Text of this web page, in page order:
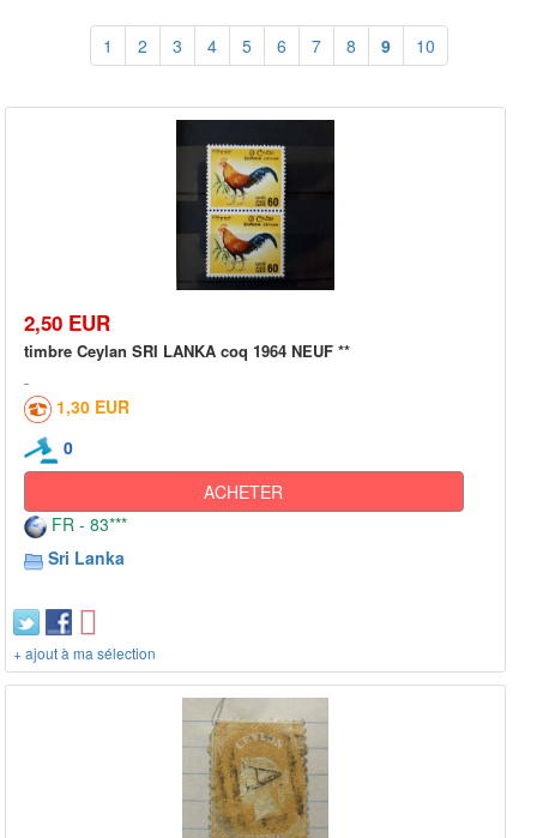
1 2 3 4 5 6 7 8 9 10
2,50 EUR
timbre Ceylan SRI LANKA coq 1964 NEUF **
1,30 EUR
0
ACHETER
FR - 83***
Sri Lanka
+ ajout à ma sélection